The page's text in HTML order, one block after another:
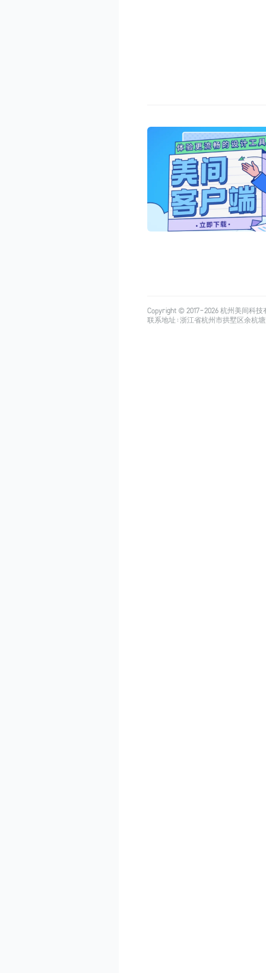
Copyright © 2017-2026杭州美间科技
联系地址：浙江省杭州市拱墅区余杭